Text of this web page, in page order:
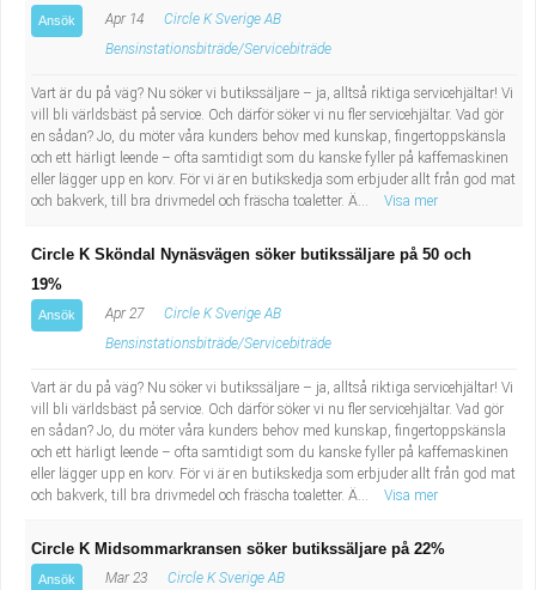
Ansök Apr 14
Circle K Sverige AB
Bensinstationsbiträde/Servicebiträde
Vart är du på väg? Nu söker vi butikssäljare – ja, alltså riktiga servicehjältar! Vi
vill bli världsbäst på service. Och därför söker vi nu fler servicehjältar. Vad gör
en sådan? Jo, du möter våra kunders behov med kunskap, fingertoppskänsla
och ett härligt leende – ofta samtidigt som du kanske fyller på kaffemaskinen
eller lägger upp en korv. För vi är en butikskedja som erbjuder allt från god mat
och bakverk, till bra drivmedel och fräscha toaletter. Ä...
Visa mer
Circle K Sköndal Nynäsvägen söker butikssäljare på 50 och
19%
Ansök Apr 27
Circle K Sverige AB
Bensinstationsbiträde/Servicebiträde
Vart är du på väg? Nu söker vi butikssäljare – ja, alltså riktiga servicehjältar! Vi
vill bli världsbäst på service. Och därför söker vi nu fler servicehjältar. Vad gör
en sådan? Jo, du möter våra kunders behov med kunskap, fingertoppskänsla
och ett härligt leende – ofta samtidigt som du kanske fyller på kaffemaskinen
eller lägger upp en korv. För vi är en butikskedja som erbjuder allt från god mat
och bakverk, till bra drivmedel och fräscha toaletter. Ä...
Visa mer
Circle K Midsommarkransen söker butikssäljare på 22%
Ansök Mar 23
Circle K Sverige AB